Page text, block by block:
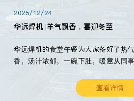
2025/12/24
华远焊机 |羊气飘香，喜迎冬至
华远焊机的食堂午餐为大家备好了热
香，汤汁浓郁，一碗下肚，暖意从同
查看详情